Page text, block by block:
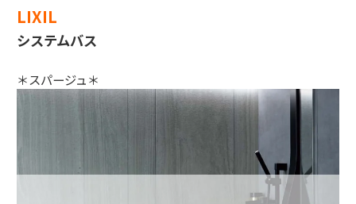
LIXIL
システムバス
＊スパージュ＊